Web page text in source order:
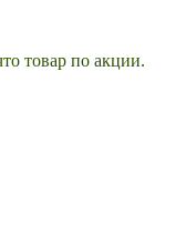
товар по акции.